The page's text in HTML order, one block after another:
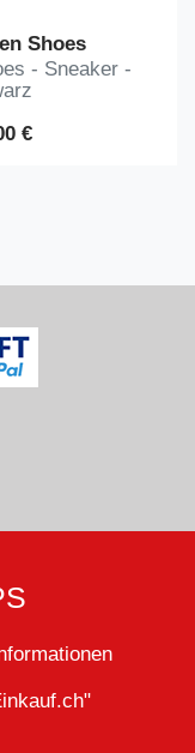
Shoes
- Sneaker -
€